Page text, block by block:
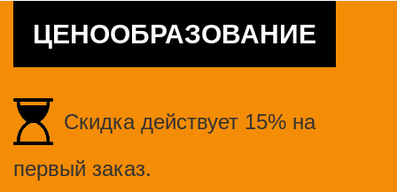
ЦЕНООБРАЗОВАНИЕ
Скидка действует 15% на
первый заказ.